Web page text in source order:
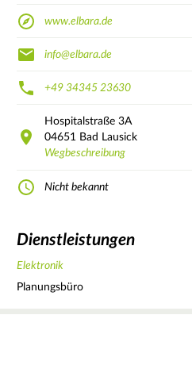
www.elbara.de
info@elbara.de
+49 34345 23630
Hospitalstraße 3A
04651
Bad Lausick
Wegbeschreibung
Nicht bekannt
Dienstleistungen
Elektronik
Planungsbüro